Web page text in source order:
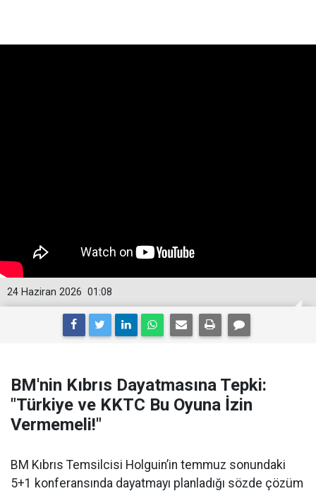
01:08
24 Haziran 2026
BM'nin Kıbrıs Dayatmasına Tepki:
"Türkiye ve KKTC Bu Oyuna İzin
Vermemeli!"
BM Kıbrıs Temsilcisi Holguin’in temmuz sonundaki
5+1 konferansında dayatmayı planladığı sözde çözüm